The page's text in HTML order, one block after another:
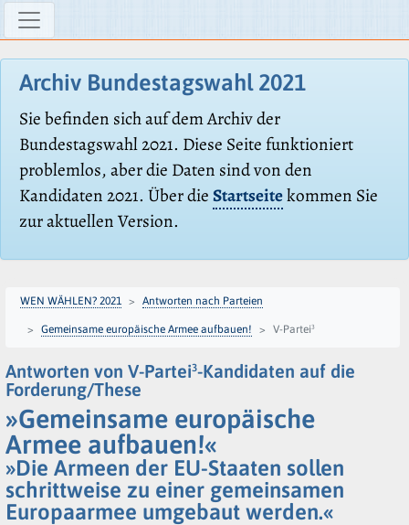
Archiv Bundestagswahl 2021
Sie befinden sich auf dem Archiv der
Bundestagswahl 2021. Diese Seite funktioniert
problemlos, aber die Daten sind von den
Kandidaten 2021. Über dieStartseitekommen Sie
zur aktuellen Version.
WEN WÄHLEN? 2021 Antworten nach Parteien
Gemeinsame europäische Armee aufbauen! V-Partei³
Antworten von V-Partei³-Kandidaten auf die
Forderung/These
»Gemeinsame europäische
Armee aufbauen!«
»Die Armeen der EU-Staaten sollen
schrittweise zu einer gemeinsamen
Europaarmee umgebaut werden.«